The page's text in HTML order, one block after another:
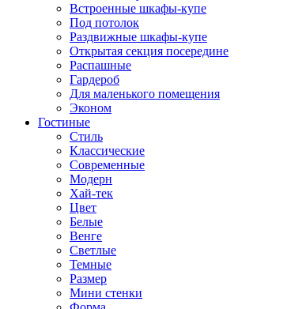
Встроенные шкафы-купе
Под потолок
Раздвижные шкафы-купе
Открытая секция посередине
Распашные
Гардероб
Для маленького помещения
Эконом
Гостиные
Стиль
Классические
Современные
Модерн
Хай-тек
Цвет
Белые
Венге
Светлые
Темные
Размер
Мини стенки